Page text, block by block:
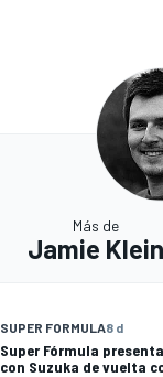
Más de
Jamie Klein
SUPER FORMULA8 d
Super Fórmula
con Suzuka de vuelta